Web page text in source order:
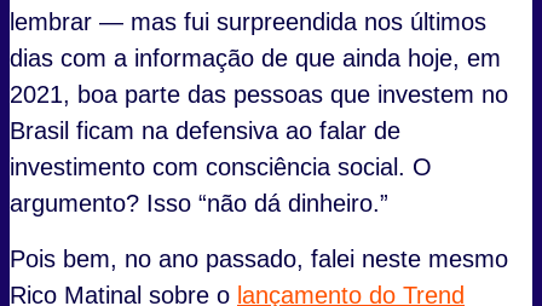
lembrar — mas fui surpreendida nos últimos
dias com a informação de que ainda hoje, em
2021, boa parte das pessoas que investem no
Brasil ficam na defensiva ao falar de
investimento com consciência social. O
argumento? Isso “não dá dinheiro.”
Pois bem, no ano passado, falei neste mesmo
Rico Matinal sobre o lançamento do Trend